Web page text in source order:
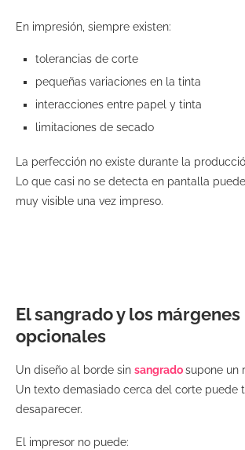
En impresión, siempre existen:
tolerancias de corte
pequeñas variaciones en la tinta
interacciones entre papel y tinta
limitaciones de secado
La perfección no existe durante la
Lo que casi no se detecta en pantalla
muy visible una vez impreso.
El sangrado y los márgenes
opcionales
Un diseño al borde sin sangradosupone un
Un texto demasiado cerca del corte puede
desaparecer.
El impresor no puede: